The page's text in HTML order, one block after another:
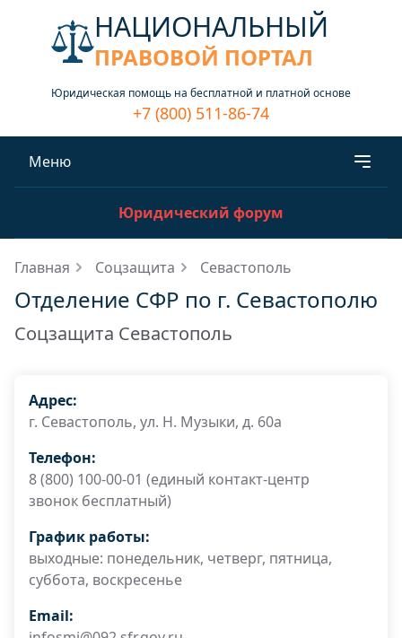
НАЦИОНАЛЬНЫЙ
ПРАВОВОЙ ПОРТАЛ
Юридическая помощь на бесплатной и платной основе
+7 (800) 511-86-74
Меню
Юридический форум
Главная Соцзащита Севастополь
Отделение СФР по г. Севастополю
Соцзащита Севастополь
Адрес:
г. Севастополь, ул. Н. Музыки, д. 60а
Телефон:
8 (800) 100-00-01 (единый контакт-центр
звонок бесплатный)
График работы:
выходные: понедельник, четверг, пятница,
суббота, воскресенье
Email: